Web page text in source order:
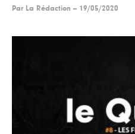
Par La Rédaction -- 19/05/2020